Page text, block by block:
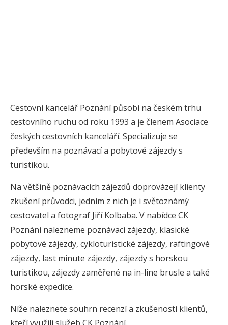
Cestovní kancelář Poznání působí na českém trhu
cestovního ruchu od roku 1993 a je členem Asociace
českých cestovních kanceláří. Specializuje se
především na poznávací a pobytové zájezdy s
turistikou.
Na většině poznávacích zájezdů doprovázejí klienty
zkušení průvodci, jedním z nich je i světoznámý
cestovatel a fotograf Jiří Kolbaba. V nabídce CK
Poznání nalezneme poznávací zájezdy, klasické
pobytové zájezdy, cykloturistické zájezdy, raftingové
zájezdy, last minute zájezdy, zájezdy s horskou
turistikou, zájezdy zaměřené na in-line brusle a také
horské expedice.
Níže naleznete souhrn recenzí a zkušeností klientů,